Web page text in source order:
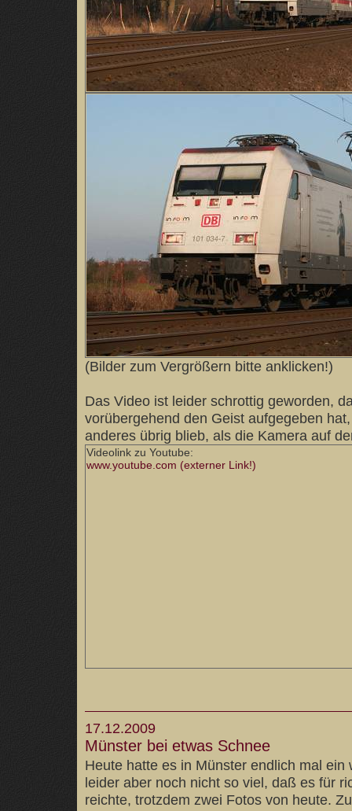
(Bilder zum Vergrößern bitte anklicken!)
Das Video ist leider schrottig geworden,
vorübergehend den Geist aufgegeben
anderes übrig blieb, als die Kamera auf
Videolink zu Youtube:
www.youtube.com (externer Link!)
17.12.2009
Münster bei etwas Schnee
Heute hatte es in Münster endlich mal ein
leider aber noch nicht so viel, daß es für
reichte, trotzdem zwei Fotos von heute.